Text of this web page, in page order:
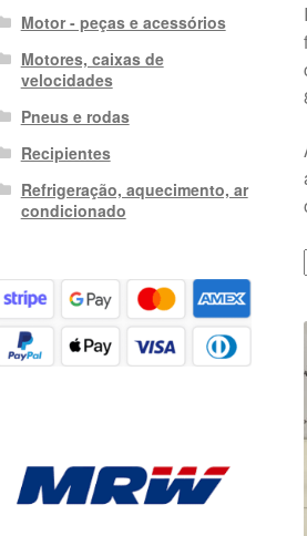
Motor - peças e acessórios
Motores, caixas de
velocidades
Pneus e rodas
Recipientes
Refrigeração, aquecimento, ar
condicionado